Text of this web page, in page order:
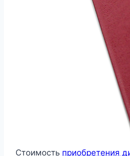
Стоимость приобретения